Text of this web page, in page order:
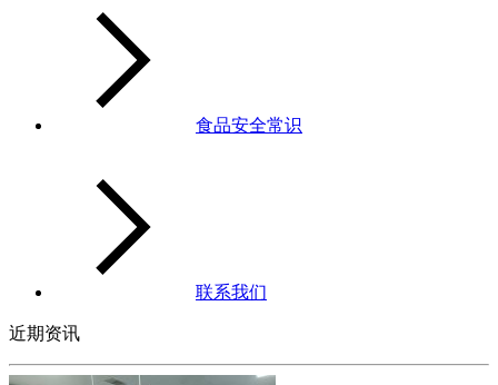
食品安全常识
联系我们
近期资讯